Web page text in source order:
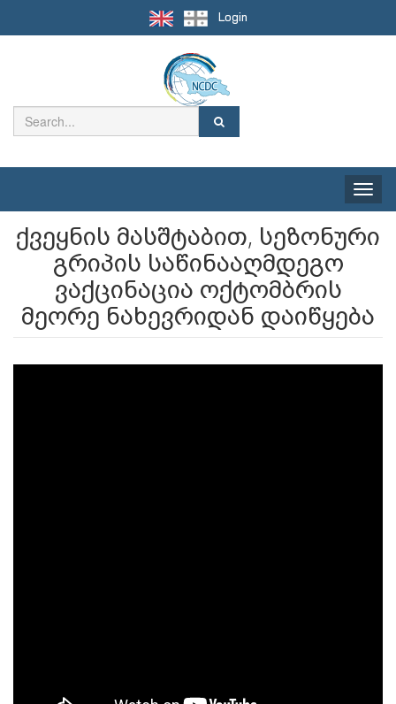
Login
Toggle
ქვეყნის მასშტაბით, სეზონური
გრიპის საწინააღმდეგო
ვაქცინაცია ოქტომბრის
მეორე ნახევრიდან დაიწყება